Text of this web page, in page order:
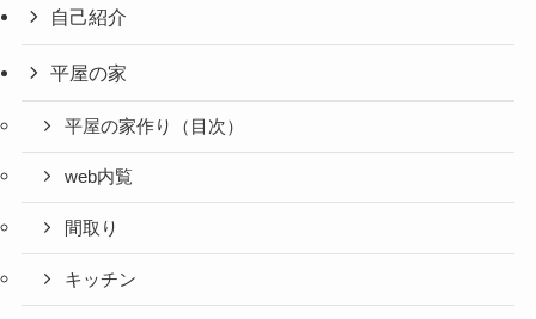
自己紹介
平屋の家
平屋の家作り（目次）
web内覧
間取り
キッチン